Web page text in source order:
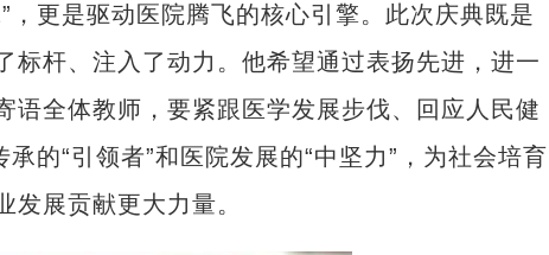
更是驱动医院腾飞的核心引擎。此次庆典既是
标杆、注入了动力。他希望通过表扬先进，进一
语全体教师，要紧跟医学发展步伐、回应人民健
的“引领者”和医院发展的“中坚力”，为社会培育
展贡献更大力量。